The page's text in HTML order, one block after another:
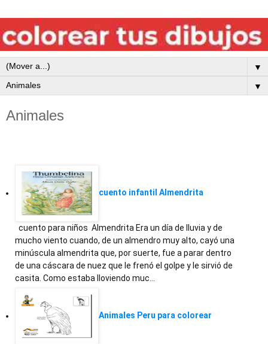
▼
▼
Animales
cuento infantil Almendrita
cuento para niños Almendrita Era un día de lluvia y de
mucho viento cuando, de un almendro muy alto, cayó una
minúscula almendrita que, por suerte, fue a parar dentro
de una cáscara de nuez que le frenó el golpe y le sirvió de
casita. Como estaba lloviendo muc…
Animales Peru para colorear